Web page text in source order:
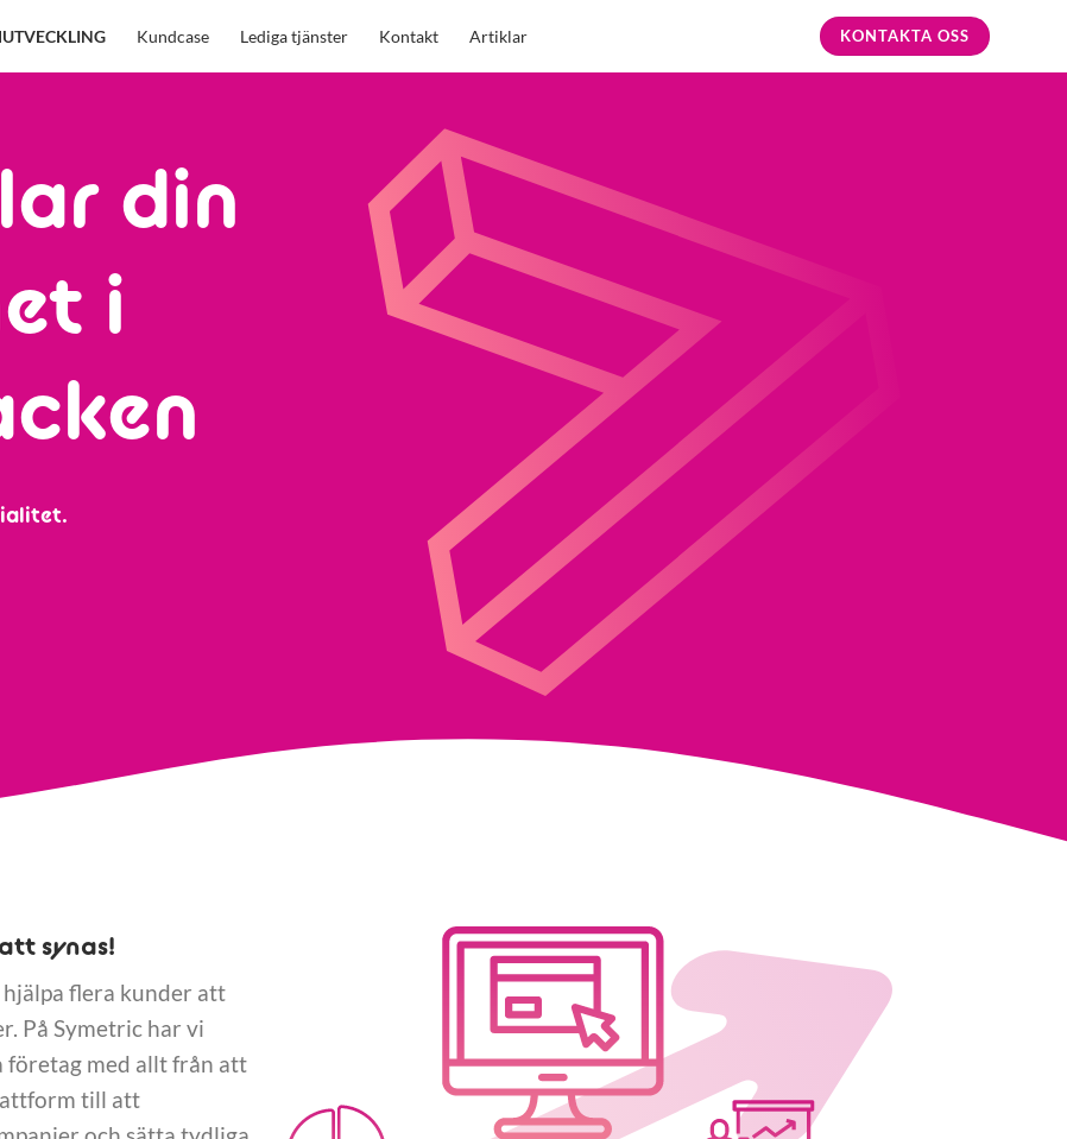
Kundcase Lediga tjänster Kontakt Artiklar KONTAKTA OSS
din
i
synas!
flera kunder att
På Symetric har vi
med allt från att
till att